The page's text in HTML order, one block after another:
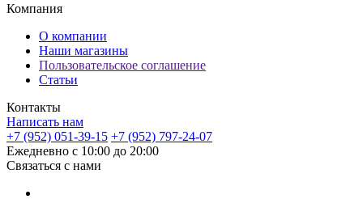
Компания
О компании
Наши магазины
Пользовательское соглашение
Статьи
Контакты
Написать нам
+7 (952) 051-39-15 +7 (952) 797-24-07
Ежедневно с 10:00 до 20:00
Связаться с нами